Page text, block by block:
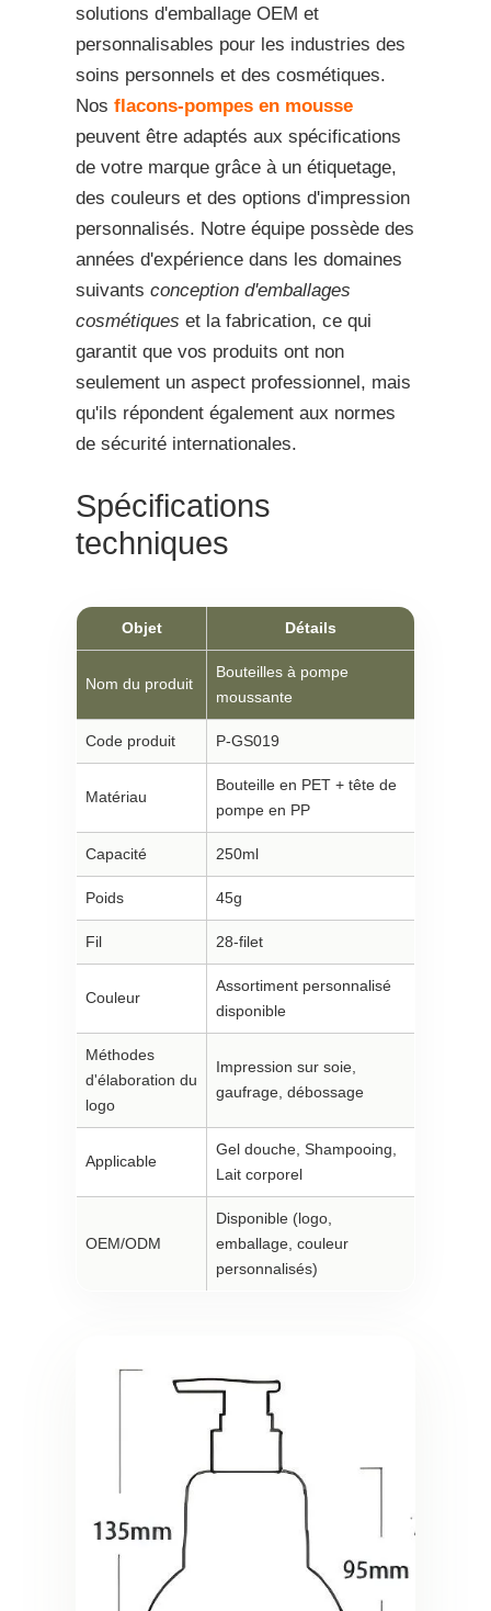
solutions d'emballage OEM et
personnalisables pour les industries des
soins personnels et des cosmétiques.
Nos flacons-pompes en mousse
peuvent être adaptés aux spécifications
de votre marque grâce à un étiquetage,
des couleurs et des options d'impression
personnalisés. Notre équipe possède des
années d'expérience dans les domaines
suivants conception d'emballages
cosmétiques et la fabrication, ce qui
garantit que vos produits ont non
seulement un aspect professionnel, mais
qu'ils répondent également aux normes
de sécurité internationales.
Spécifications
techniques
Objet Détails
Nom du produit
Bouteilles à pompe
moussante
Code produit P-GS019
Matériau
Bouteille en PET + tête de
pompe en PP
Capacité 250ml
Poids 45g
Fil 28-filet
Couleur
Assortiment personnalisé
disponible
Méthodes
d'élaboration du
logo
Impression sur soie,
gaufrage, débossage
Applicable
Gel douche, Shampooing,
Lait corporel
OEM/ODM
Disponible (logo,
emballage, couleur
personnalisés)